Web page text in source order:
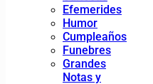
Efemerides
Humor
Cumpleaños
Funebres
Grandes
Notas y